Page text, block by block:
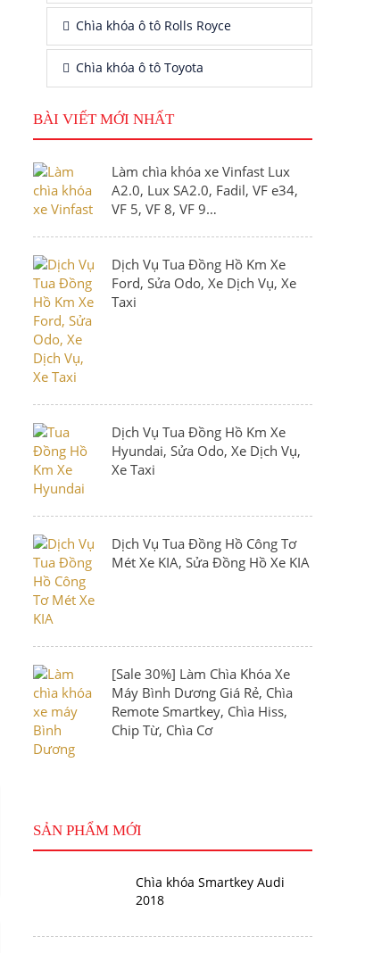
Chìa khóa ô tô Rolls Royce
Chìa khóa ô tô Toyota
BÀI VIẾT MỚI NHẤT
Làm chìa khóa xe Vinfast Lux
A2.0, Lux SA2.0, Fadil, VF e34,
VF 5, VF 8, VF 9…
Dịch Vụ Tua Đồng Hồ Km Xe
Ford, Sửa Odo, Xe Dịch Vụ, Xe
Taxi
Dịch Vụ Tua Đồng Hồ Km Xe
Hyundai, Sửa Odo, Xe Dịch Vụ,
Xe Taxi
Dịch Vụ Tua Đồng Hồ Công Tơ
Mét Xe KIA, Sửa Đồng Hồ Xe KIA
[Sale 30%] Làm Chìa Khóa Xe
Máy Bình Dương Giá Rẻ, Chìa
Remote Smartkey, Chìa Hiss,
Chip Từ, Chìa Cơ
SẢN PHẨM MỚI
Chìa khóa Smartkey Audi
2018